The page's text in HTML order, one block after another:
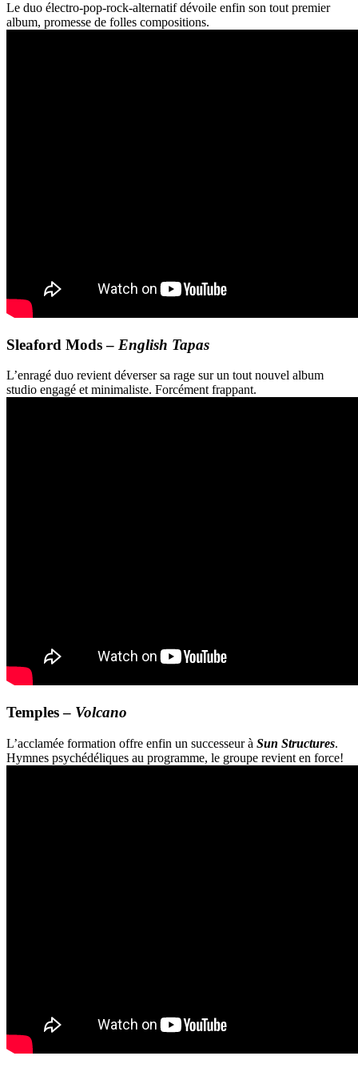
Le duo électro-pop-rock-alternatif dévoile enfin son tout premier
album, promesse de folles compositions.
Sleaford Mods – English Tapas
L’enragé duo revient déverser sa rage sur un tout nouvel album
studio engagé et minimaliste. Forcément frappant.
Temples – Volcano
L’acclamée formation offre enfin un successeur à Sun Structures.
Hymnes psychédéliques au programme, le groupe revient en force!